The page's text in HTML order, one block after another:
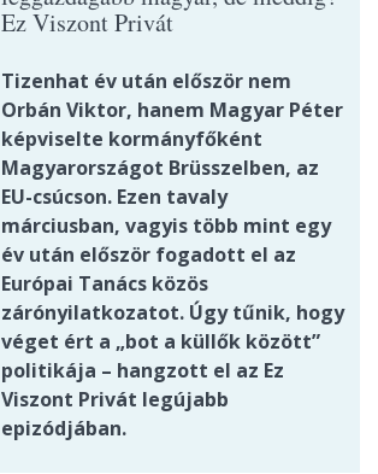
Ez Viszont Privát
Tizenhat év után először nem
Orbán Viktor, hanem Magyar Péter
képviselte kormányfőként
Magyarországot Brüsszelben, az
EU-csúcson. Ezen tavaly
márciusban, vagyis több mint egy
év után először fogadott el az
Európai Tanács közös
zárónyilatkozatot. Úgy tűnik, hogy
véget ért a „bot a küllők között”
politikája – hangzott el az Ez
Viszont Privát legújabb
epizódjában.